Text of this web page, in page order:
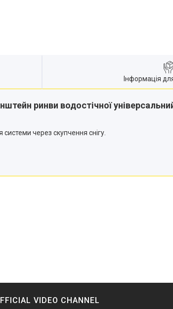
Інформація
ринви водостічної
через скупчення снігу.
VIDEO CHANNEL